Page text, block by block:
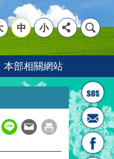
中 小
本部相關網站